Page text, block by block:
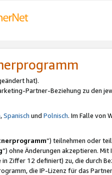
hat).
Partner-Beziehung zu den
,Spanisch und Polnisch. Im Falle von
“) teilnehmen oder
“) ohne Änderungen akzeptieren.
in Ziffer 12 definiert) zu, die durch
die IP-Lizenz für das